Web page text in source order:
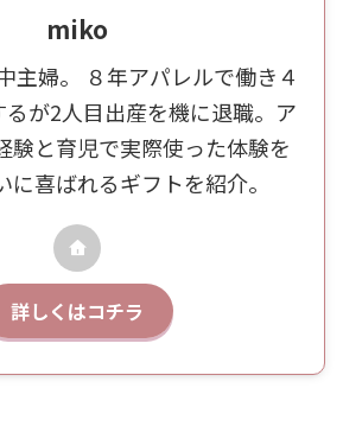
miko
主婦。 ８年アパレルで働き４
が2人目出産を機に退職。ア
験と育児で実際使った体験を
に喜ばれるギフトを紹介。
詳しくはコチラ